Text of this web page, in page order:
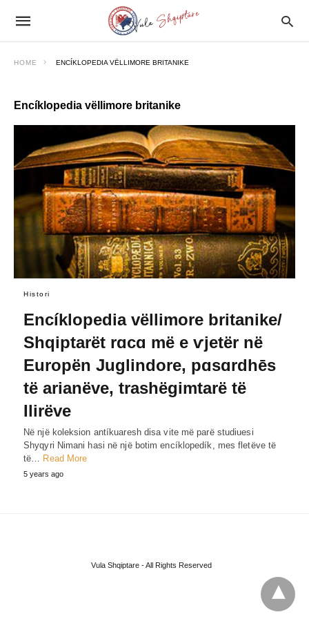
HOME ENCÍKLOPEDIA VËLLIMORE BRITANIKE
Encíklopedia vëllimore britanike
Histori
Encíklopedia vëllimore britanike/
Shqiptarët rɑcɑ më e ѵjetër në
Europën Juglindore, pɑsɑrdhēs
të arianëve, trashëgimtarë të
Ilirëve
Në një koleksion antíkuaresh disa vite më parë studiuesi
Shyqyri Nimani hasi në një botim encíklopedík, mes fletëve të
të… Read More
5 years ago
Vula Shqiptare - All Rights Reserved